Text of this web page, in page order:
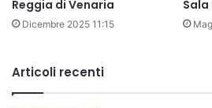
Reggia di Venaria
Dicembre 2025 11:15
Sala
Articoli recenti